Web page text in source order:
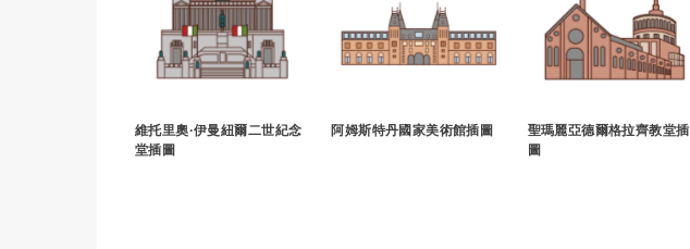
維托里奧·伊曼紐爾二世紀念
堂插圖
阿姆斯特丹國家美術館插圖
聖瑪麗亞德爾格拉齊教堂插
圖